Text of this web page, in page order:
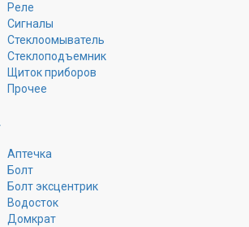
Реле
Сигналы
Стеклоомыватель
Стеклоподъемник
Щиток приборов
Прочее
Аптечка
Болт
Болт эксцентрик
Водосток
Домкрат